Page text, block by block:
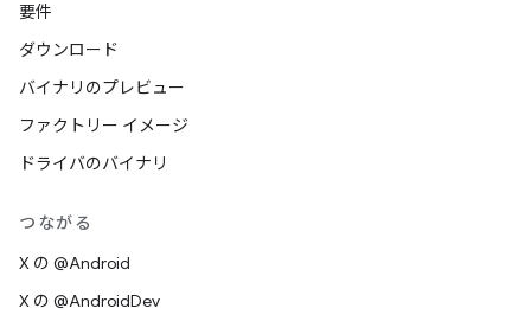
要件
ダウンロード
バイナリのプレビュー
ファクトリー イメージ
ドライバのバイナリ
つながる
X の @Android
X の @AndroidDev